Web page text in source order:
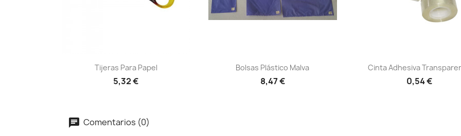
Vista rápida
Tijeras Para Papel
5,32 €
Vista rápida
Bolsas Plástico Malva
8,47 €
Vista rápida
Cinta Adhesiva
0,54 €
Comentarios (0)